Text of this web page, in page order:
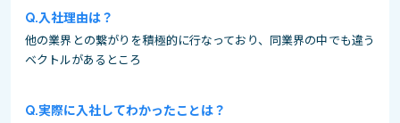
入社理由は？
他の業界との繋がりを積極的に行なっており、同業界の中でも違う
ベクトルがあるところ
実際に入社してわかったことは？